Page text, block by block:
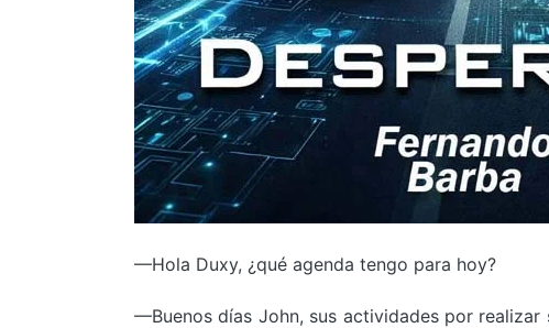
—Hola Duxy, ¿qué agenda tengo para hoy?
—Buenos días John, sus actividades por